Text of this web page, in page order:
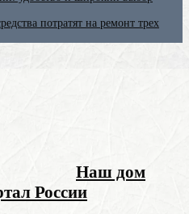
потратят на ремонт трех
Наш дом
России